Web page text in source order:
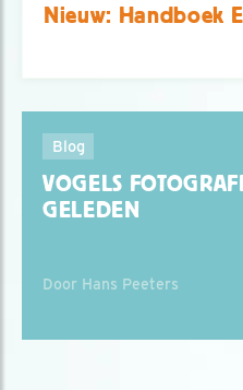
Nieuw: Handboek
Blog
VOGELS
GELEDEN
Door Hans Peeters